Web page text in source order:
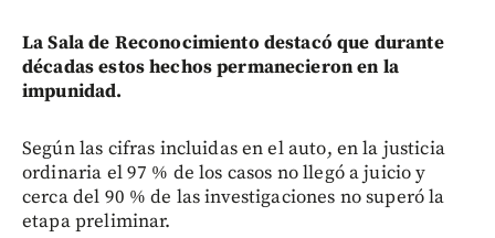
La Sala de Reconocimiento destacó que durante
décadas estos hechos permanecieron en la
impunidad.
Según las cifras incluidas en el auto, en la justicia
ordinaria el 97 % de los casos no llegó a juicio y
cerca del 90 % de las investigaciones no superó la
etapa preliminar.